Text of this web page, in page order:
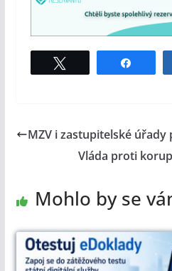
MZV i zastupitelské úřady
Vláda proti
Mohlo by se